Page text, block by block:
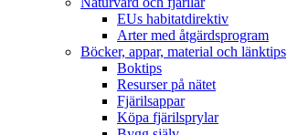
EUs habitatdirektiv
Arter med åtgärdsprogram
Böcker, appar, material och länktips
Boktips
Resurser på nätet
Fjärilsappar
Köpa fjärilsprylar